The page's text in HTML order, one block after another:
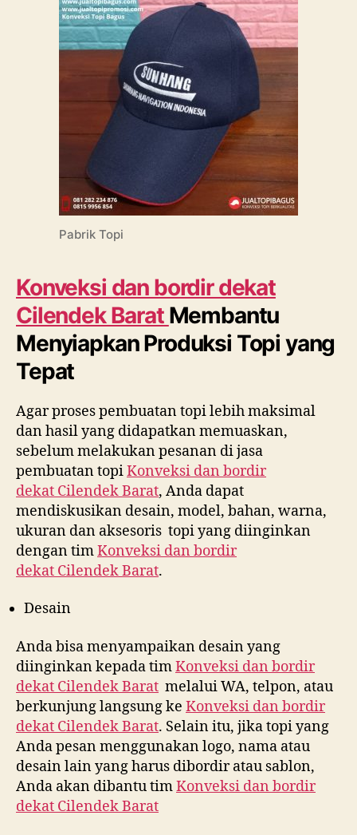
Pabrik Topi
Konveksi dan bordir dekat
Cilendek Barat Membantu
Menyiapkan Produksi Topi yang
Tepat
Agar proses pembuatan topi lebih maksimal
dan hasil yang didapatkan memuaskan,
sebelum melakukan pesanan di jasa
pembuatan topiKonveksi dan bordir
dekat Cilendek Barat, Anda dapat
mendiskusikan desain, model, bahan, warna,
ukuran dan aksesoris topi yang diinginkan
dengan timKonveksi dan bordir
dekat Cilendek Barat.
Desain
Anda bisa menyampaikan desain yang
diinginkan kepada timKonveksi dan bordir
dekat Cilendek Barat melalui WA, telpon, atau
berkunjung langsung ke Konveksi dan bordir
dekat Cilendek Barat. Selain itu, jika topi yang
Anda pesan menggunakan logo, nama atau
desain lain yang harus dibordir atau sablon,
Anda akan dibantu timKonveksi dan bordir
dekat Cilendek Barat